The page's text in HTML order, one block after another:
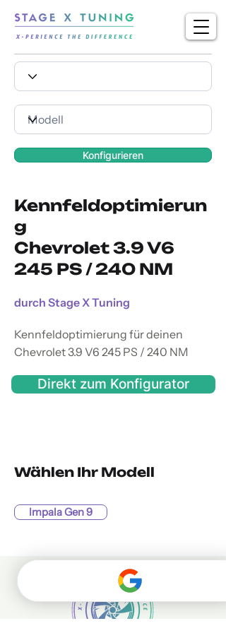
Konfigurieren
Kennfeldoptimierun
g
Chevrolet 3.9 V6
245 PS / 240 NM
durch Stage X Tuning
Kennfeldoptimierung für deinen
Chevrolet 3.9 V6 245 PS / 240 NM
Direkt zum Konfigurator
Wählen Ihr Modell
Impala Gen 9